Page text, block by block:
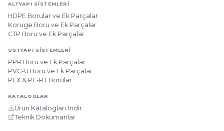
ALTYAPI SISTEMLERI
HDPE Borular ve Ek Parçalar
Koruge Boru ve Ek Parçalar
CTP Boru ve Ek Parçalar
ÜSTYAPI SISTEMLERI
PPR Boru ve Ek Parçalar
PVC-U Boru ve Ek Parçalar
PEX & PE-RT Borular
KATALOGLAR
Ürün Katalogları İndir
Teknik Dökümanlar